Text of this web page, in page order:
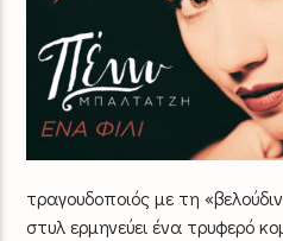
τραγουδοποιός με τη
στυλ ερμηνεύει ένα τρυφερό